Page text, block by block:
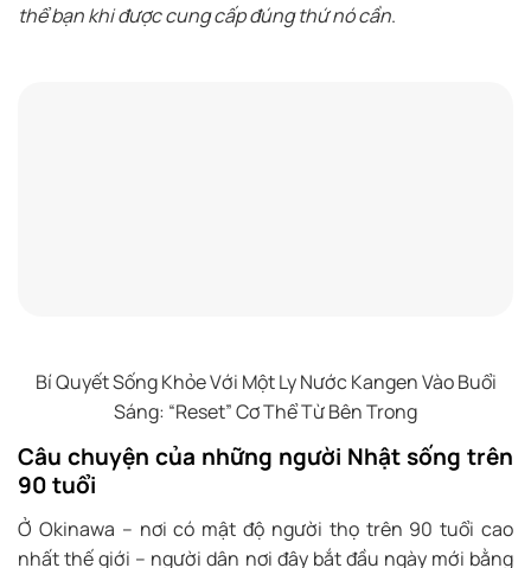
thể bạn khi được cung cấp đúng thứ nó cần.
Bí Quyết Sống Khỏe Với Một Ly Nước Kangen Vào Buổi
Sáng: “Reset” Cơ Thể Từ Bên Trong
Câu chuyện của những người Nhật sống trên
90 tuổi
Ở Okinawa – nơi có mật độ người thọ trên 90 tuổi cao
nhất thế giới – người dân nơi đây bắt đầu ngày mới bằng